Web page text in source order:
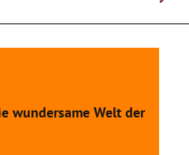
wundersame Welt der